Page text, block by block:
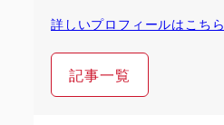
詳しいプロフィールはこちら
記事一覧